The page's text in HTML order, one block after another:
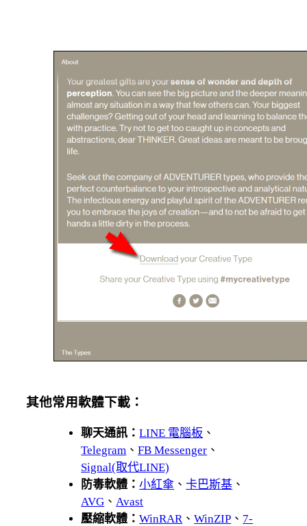
其他常用軟體下載：
聊天通訊：LINE 電腦板 、
Telegram 、FB Messenger 、
Signal(取代LINE)
防毒軟體：小紅傘 、卡巴斯基 、
AVG 、 Avast
壓縮軟體：WinRAR 、WinZIP 、 7-